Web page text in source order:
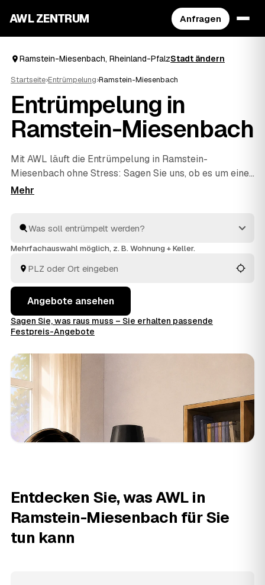
AWL ZENTRUM Anfragen
Ramstein-Miesenbach, Rheinland-PfalzStadt ändern
Startseite›Entrümpelung›Ramstein-Miesenbach
Entrümpelung in
Ramstein-Miesenbach
Mit AWL läuft die Entrümpelung in Ramstein-
Miesenbach ohne Stress: Sagen Sie uns, ob es um einen
Keller, eine ganze Wohnung, ein Haus oder eine Messie-
geprüft und aus Ihrer Nähe – von Ramstein-
Miesenbach bisLandstuhl undKaiserslautern
welches Angebot am besten passt.
Mehrfachauswahl möglich, z. B. Wohnung + Keller.
Angebote ansehen
Sagen Sie, was raus muss – Sie erhalten passende
Festpreis-Angebote
Entdecken Sie, was AWL in
Ramstein-Miesenbach für Sie
tun kann